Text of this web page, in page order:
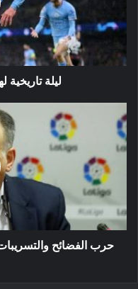
الأبطال
ليلة تاريخية
الفضائح
والتسريبات
في
إسبانيا
مستمرة
الدور
على
تيباس!حرب الفضائح